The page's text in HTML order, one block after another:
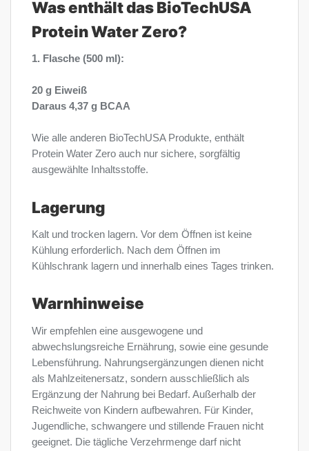
Was enthält das BioTechUSA
Protein Water Zero?
1. Flasche (500 ml):
20 g Eiweiß
Daraus 4,37 g BCAA
Wie alle anderen BioTechUSA Produkte, enthält
Protein Water Zero auch nur sichere, sorgfältig
ausgewählte Inhaltsstoffe.
Lagerung
Kalt und trocken lagern. Vor dem Öffnen ist keine
Kühlung erforderlich. Nach dem Öffnen im
Kühlschrank lagern und innerhalb eines Tages trinken.
Warnhinweise
Wir empfehlen eine ausgewogene und
abwechslungsreiche Ernährung, sowie eine gesunde
Lebensführung. Nahrungsergänzungen dienen nicht
als Mahlzeitenersatz, sondern ausschließlich als
Ergänzung der Nahrung bei Bedarf. Außerhalb der
Reichweite von Kindern aufbewahren. Für Kinder,
Jugendliche, schwangere und stillende Frauen nicht
geeignet. Die tägliche Verzehrmenge darf nicht